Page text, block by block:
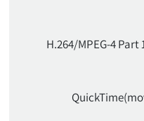
H.264/MPEG-4 Part